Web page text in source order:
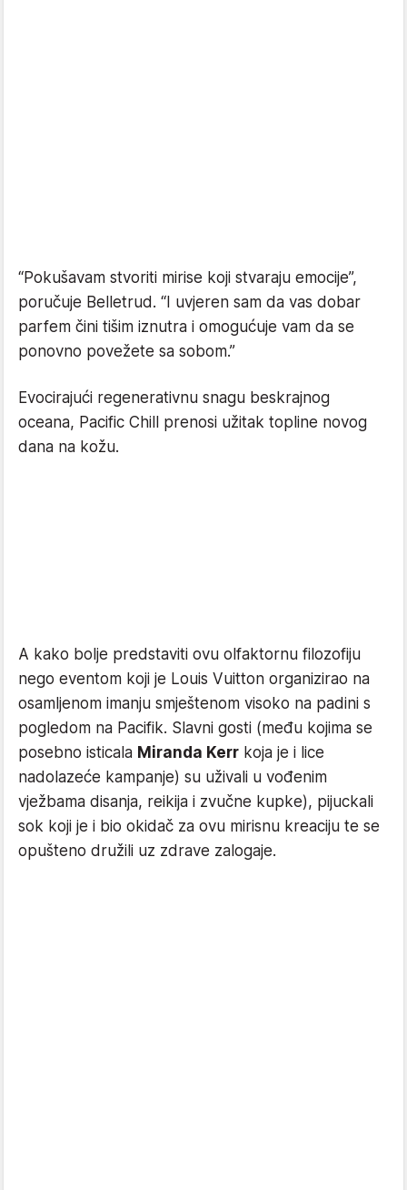
“Pokušavam stvoriti mirise koji stvaraju emocije”,
poručuje Belletrud. “I uvjeren sam da vas dobar
parfem čini tišim iznutra i omogućuje vam da se
ponovno povežete sa sobom.”
Evocirajući regenerativnu snagu beskrajnog
oceana, Pacific Chill prenosi užitak topline novog
dana na kožu.
A kako bolje predstaviti ovu olfaktornu filozofiju
nego eventom koji je Louis Vuitton organizirao na
osamljenom imanju smještenom visoko na padini s
pogledom na Pacifik. Slavni gosti (među kojima se
posebno isticala Miranda Kerr koja je i lice
nadolazeće kampanje) su uživali u vođenim
vježbama disanja, reikija i zvučne kupke), pijuckali
sok koji je i bio okidač za ovu mirisnu kreaciju te se
opušteno družili uz zdrave zalogaje.